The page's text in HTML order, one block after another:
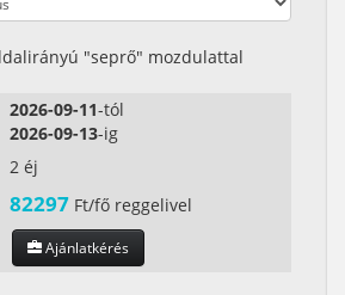
"seprő" mozdulattal
2026-09-11-tól
2026-09-13-ig
2 éj
82297 Ft/fő reggelivel
Ajánlatkérés